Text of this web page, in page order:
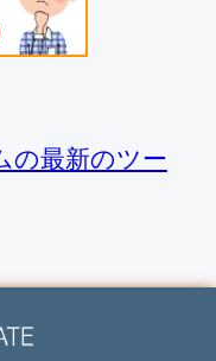
の最新のツー